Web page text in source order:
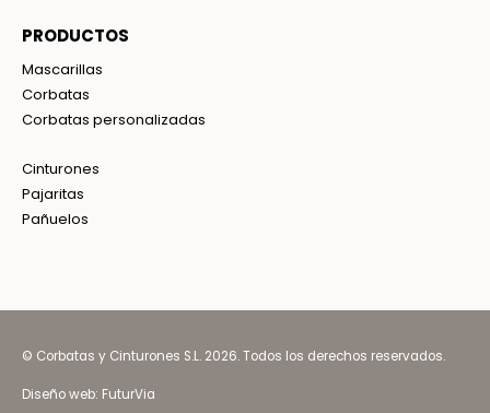
PRODUCTOS
Mascarillas
Corbatas
Corbatas personalizadas
Cinturones
Pajaritas
Pañuelos
© Corbatas y Cinturones S.L. 2026. Todos los derechos reservados.
Diseño web: FuturVia